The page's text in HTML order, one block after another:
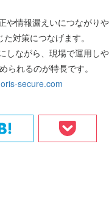
や情報漏えいにつながりや
対策につなげます。
しながら、現場で運用しや
れるのが特長です。
secure.com